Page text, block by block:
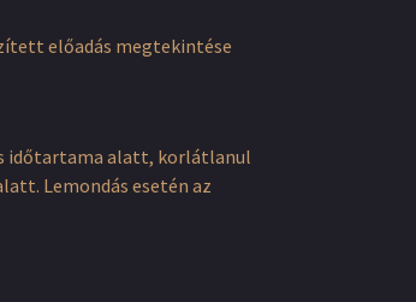
előadás megtekintése
időtartama alatt, korlátlanul
Lemondás esetén az